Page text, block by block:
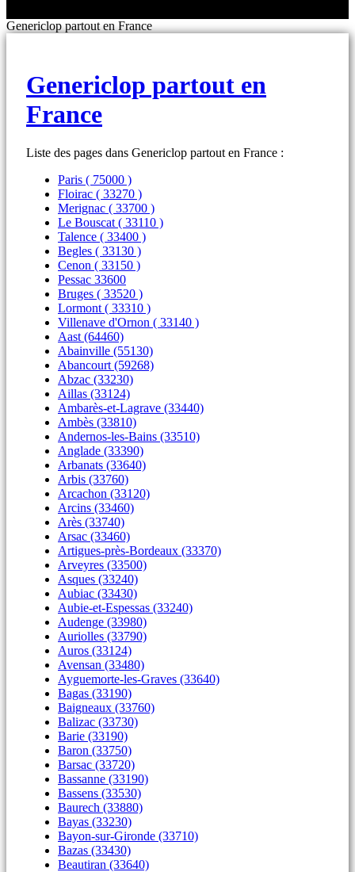
- FORMATS ÉCONOMIQUES
- LES PACKS PROMOS
Eleaf, Aspire,
Smok, Innokin, Joyetech ...
LES MINI-CLOPES
Pods & Formats Poche
Les cartouches
Boxs
batterie
Emission "C'est dans l'air"
Reportage Vox Pop ARTE
Genericlop partout en France
Genericlop partout en
France
Liste des pages dans Genericlop partout en France :
Paris ( 75000 )
Floirac ( 33270 )
Merignac ( 33700 )
Le Bouscat ( 33110 )
Talence ( 33400 )
Begles ( 33130 )
Cenon ( 33150 )
Pessac 33600
Bruges ( 33520 )
Lormont ( 33310 )
Villenave d'Ornon ( 33140 )
Aast (64460)
Abainville (55130)
Abancourt (59268)
Abzac (33230)
Aillas (33124)
Ambarès-et-Lagrave (33440)
Ambès (33810)
Andernos-les-Bains (33510)
Anglade (33390)
Arbanats (33640)
Arbis (33760)
Arcachon (33120)
Arcins (33460)
Arès (33740)
Arsac (33460)
Artigues-près-Bordeaux (33370)
Arveyres (33500)
Asques (33240)
Aubiac (33430)
Aubie-et-Espessas (33240)
Audenge (33980)
Auriolles (33790)
Auros (33124)
Avensan (33480)
Ayguemorte-les-Graves (33640)
Bagas (33190)
Baigneaux (33760)
Balizac (33730)
Barie (33190)
Baron (33750)
Barsac (33720)
Bassanne (33190)
Bassens (33530)
Baurech (33880)
Bayas (33230)
Bayon-sur-Gironde (33710)
Bazas (33430)
Beautiran (33640)